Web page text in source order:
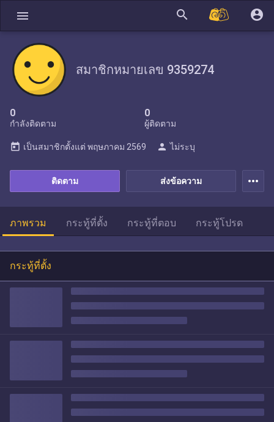
menu search account_circle
สมาชิกหมายเลข 9359274
0
กำลังติดตาม
0
ผู้ติดตาม
ส่งข้อความ
ติดตาม
today เป็นสมาชิกตั้งแต่ พฤษภาคม 2569 person ไม่ระบุ
more_horiz
ภาพรวม กระทู้ที่ตั้ง กระทู้ที่ตอบ กระทู้โปรด
กระทู้ที่ตั้ง